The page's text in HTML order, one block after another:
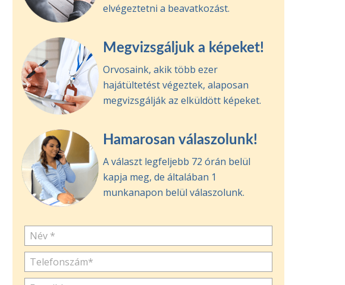
elvégeztetni a beavatkozást.
Megvizsgáljuk a képeket!
Orvosaink, akik több ezer
hajátültetést végeztek, alaposan
megvizsgálják az elküldött képeket.
Hamarosan válaszolunk!
A választ legfeljebb 72 órán belül
kapja meg, de általában 1
munkanapon belül válaszolunk.